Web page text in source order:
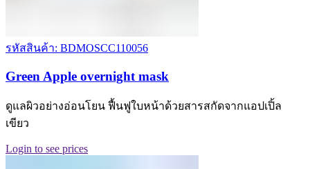
รหัสสินค้า: BDMOSCC110056
Green Apple overnight mask
ดูแลผิวอย่างอ่อนโยน ฟื้นฟูใบหน้าด้วยสารสกัดจากแอปเปิ้ล
เขียว
Login to see prices